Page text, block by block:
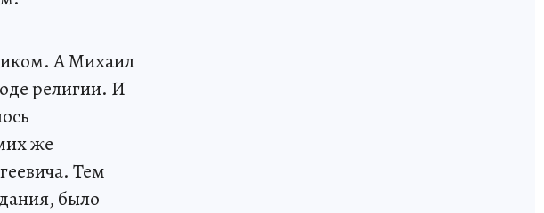
А Михаил
религии. И
же
Тем
было